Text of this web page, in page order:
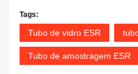
Tags:
Tubo de vidro ESR
Tubo de amostragem ESR